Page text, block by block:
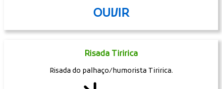
OUVIR
Risada Tiririca
Risada do palhaço/humorista Tiririca.